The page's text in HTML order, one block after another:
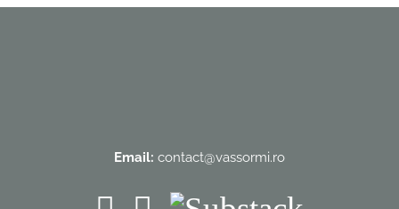
Email: contact@vassormi.ro